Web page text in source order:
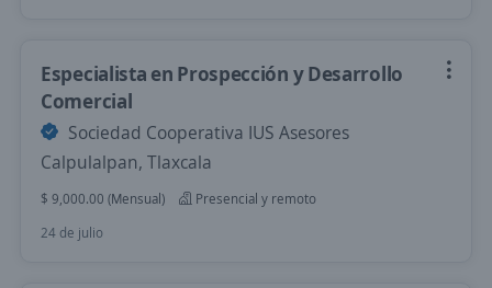
Especialista en Prospección y Desarrollo
Comercial
Sociedad Cooperativa IUS Asesores
Calpulalpan, Tlaxcala
$ 9,000.00 (Mensual)
Presencial y remoto
24 de julio